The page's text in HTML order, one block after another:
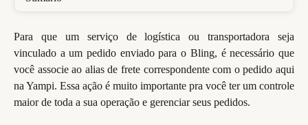
Para que um serviço de logística ou transportadora seja
vinculado a um pedido enviado para o Bling, é necessário que
você associe ao alias de frete correspondente com o pedido aqui
na Yampi. Essa ação é muito importante pra você ter um controle
maior de toda a sua operação e gerenciar seus pedidos.